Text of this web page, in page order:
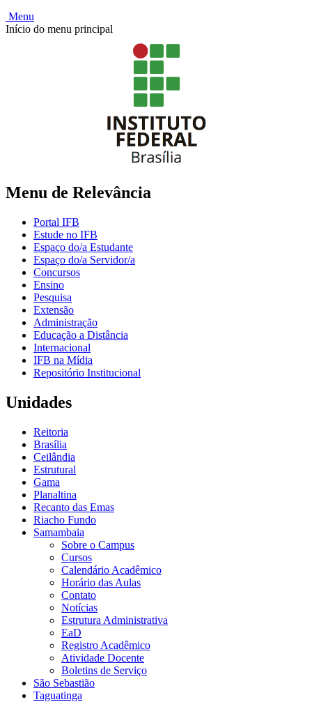
Menu
Início do menu principal
Menu de Relevância
Portal IFB
Estude no IFB
Espaço do/a Estudante
Espaço do/a Servidor/a
Concursos
Ensino
Pesquisa
Extensão
Administração
Educação a Distância
Internacional
IFB na Mídia
Repositório Institucional
Unidades
Reitoria
Brasília
Ceilândia
Estrutural
Gama
Planaltina
Recanto das Emas
Riacho Fundo
Samambaia
Sobre o Campus
Cursos
Calendário Acadêmico
Horário das Aulas
Contato
Notícias
Estrutura Administrativa
EaD
Registro Acadêmico
Atividade Docente
Boletins de Serviço
São Sebastião
Taguatinga